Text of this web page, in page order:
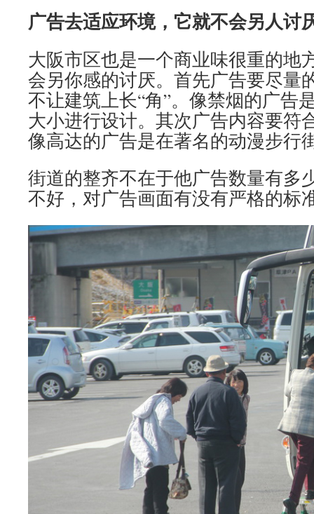
广告去适应环境，它就不会另人讨
大阪市区也是一个商业味很重的地
会另你感的讨厌。首先广告要尽量
不让建筑上长“角”。像禁烟的广告
大小进行设计。其次广告内容要符
像高达的广告是在著名的动漫步行
街道的整齐不在于他广告数量有多
不好，对广告画面有没有严格的标